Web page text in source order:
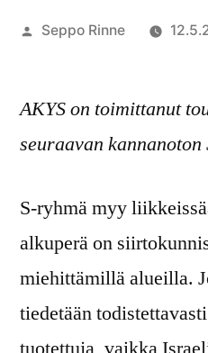
Artikkelin
Seppo Rinne
AKYS on toimittanut
seuraavan
S-ryhmä myy
alkuperä on
miehittämillä alueilla.
tiedetään